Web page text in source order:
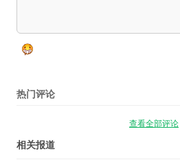
热门评论
查看全部评论
相关报道